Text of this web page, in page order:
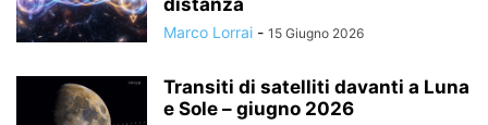
distanza
Marco Lorrai - 15 Giugno 2026
Transiti di satelliti davanti a Luna
e Sole – giugno 2026